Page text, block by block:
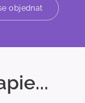
objednat